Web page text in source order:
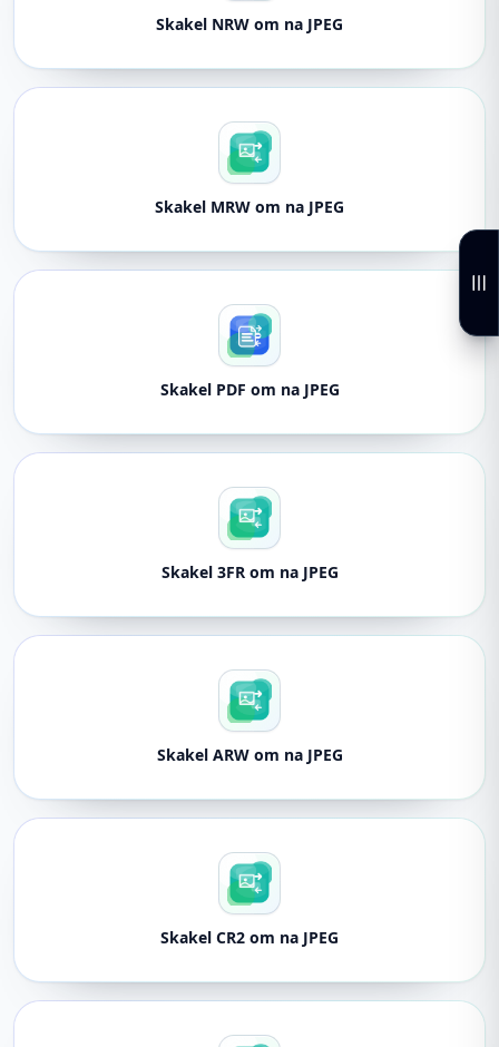
Skakel NRW om na JPEG
Skakel MRW om na JPEG
Skakel PDF om na JPEG
Skakel 3FR om na JPEG
Skakel ARW om na JPEG
Skakel CR2 om na JPEG